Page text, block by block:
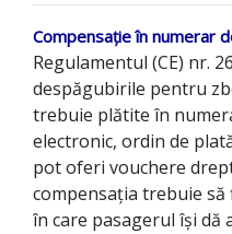
Compensație în numerar
Regulamentul (CE) nr.
despăgubirile pentru
trebuie plătite în
electronic, ordin de
pot oferi vouchere
compensația trebuie să
în care pasagerul își dă